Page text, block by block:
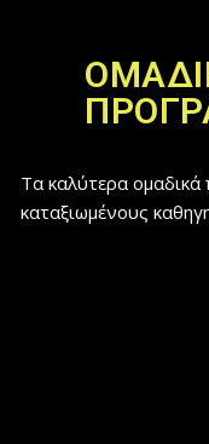
Τα καλύτερα
καταξιωμένους